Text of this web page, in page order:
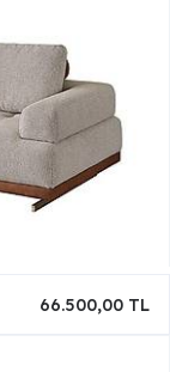
66.500,00 TL